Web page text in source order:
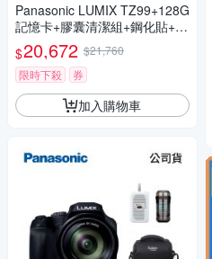
Panasonic LUMIX TZ99+128G
記憶卡+膠囊清潔組+鋼化貼+水
晶保護鏡+2614相機包+NITEC
ORE BB nano 迷你電動氣吹
(公司貨)
$20,672 $21,760
限時下殺
券
加入購物車